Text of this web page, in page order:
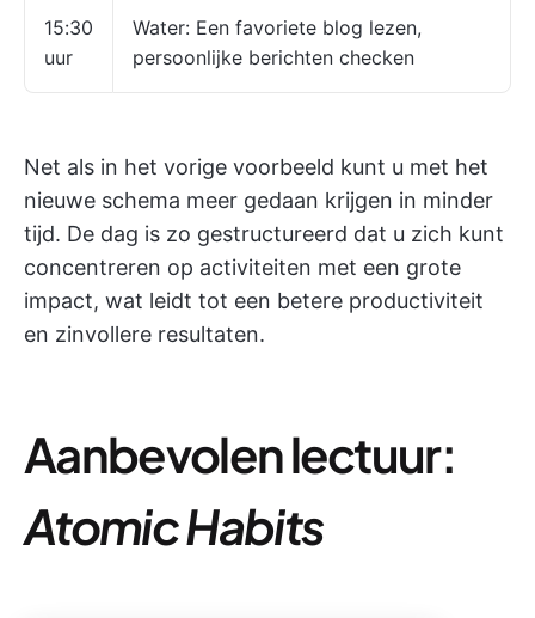
15:30
uur
Water: Een favoriete blog lezen,
persoonlijke berichten checken
Net als in het vorige voorbeeld kunt u met het
nieuwe schema meer gedaan krijgen in minder
tijd. De dag is zo gestructureerd dat u zich kunt
concentreren op activiteiten met een grote
impact, wat leidt tot een betere productiviteit
en zinvollere resultaten.
Aanbevolen lectuur:
Atomic Habits